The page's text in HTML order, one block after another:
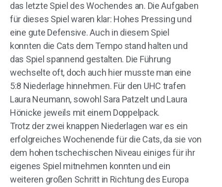
das letzte Spiel des Wochendes an. Die Aufgaben
für dieses Spiel waren klar: Hohes Pressing und
eine gute Defensive. Auch in diesem Spiel
konnten die Cats dem Tempo stand halten und
das Spiel spannend gestalten. Die Führung
wechselte oft, doch auch hier musste man eine
5:8 Niederlage hinnehmen. Für den UHC trafen
Laura Neumann, sowohl Sara Patzelt und Laura
Hönicke jeweils mit einem Doppelpack.
Trotz der zwei knappen Niederlagen war es ein
erfolgreiches Wochenende für die Cats, da sie von
dem hohen tschechischen Niveau einiges für ihr
eigenes Spiel mitnehmen konnten und ein
weiteren großen Schritt in Richtung des Europa